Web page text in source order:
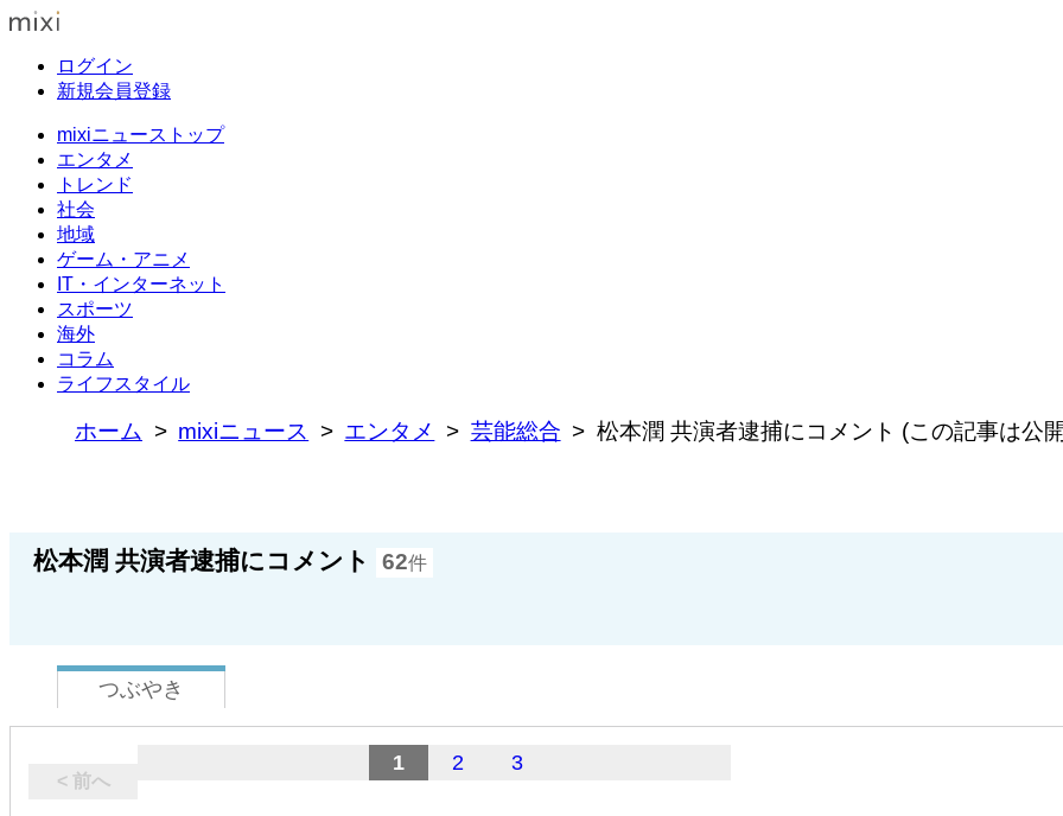
ログイン
新規会員登録
mixiニューストップ
エンタメ
トレンド
社会
地域
ゲーム・アニメ
IT・インターネット
スポーツ
海外
コラム
ライフスタイル
ホーム mixiニュース エンタメ 芸能総合 松本潤 共演者逮捕にコメント (この記事は公
松本潤 共演者逮捕にコメント 62件
つぶやき
< 前へ
1 2 3